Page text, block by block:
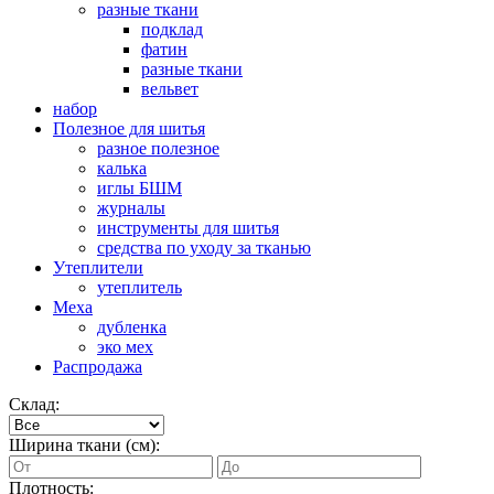
разные ткани
подклад
фатин
разные ткани
вельвет
набор
Полезное для шитья
разное полезное
калька
иглы БШМ
журналы
инструменты для шитья
средства по уходу за тканью
Утеплители
утеплитель
Меха
дубленка
эко мех
Распродажа
Склад:
Ширина ткани (см):
Плотность: